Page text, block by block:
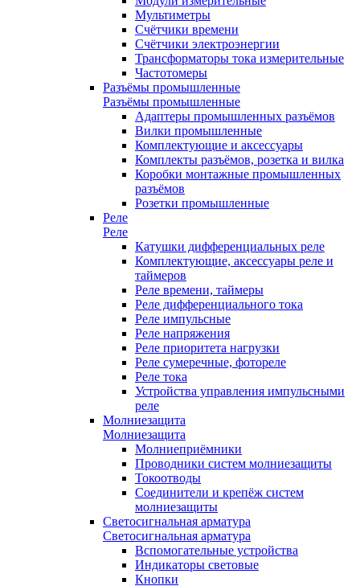
Мультиметры
Счётчики времени
Счётчики электроэнергии
Трансформаторы тока измерительные
Частотомеры
Разъёмы промышленные
Разъёмы промышленные
Адаптеры промышленных разъёмов
Вилки промышленные
Комплектующие и аксессуары
Комплекты разъёмов, розетка и вилка
Коробки монтажные промышленных
разъёмов
Розетки промышленные
Реле
Реле
Катушки дифференциальных реле
Комплектующие, аксессуары реле и
таймеров
Реле времени, таймеры
Реле дифференциального тока
Реле импульсные
Реле напряжения
Реле приоритета нагрузки
Реле сумеречные, фотореле
Реле тока
Устройства управления импульсными
реле
Молниезащита
Молниезащита
Молниеприёмники
Проводники систем молниезащиты
Токоотводы
Соединители и крепёж систем
молниезащиты
Светосигнальная арматура
Светосигнальная арматура
Вспомогательные устройства
Индикаторы световые
Кнопки